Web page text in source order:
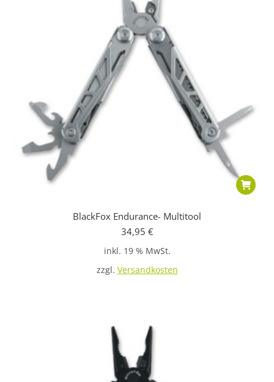
BlackFox Endurance- Multitool
34,95 €
inkl. 19 % MwSt.
zzgl. Versandkosten